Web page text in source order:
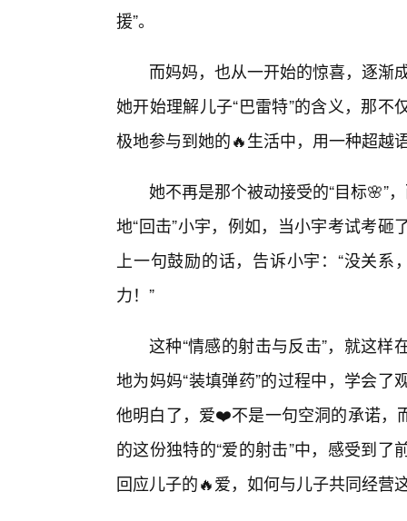
援”。
而妈妈，也从一开始的惊喜，逐渐
她开始理解儿子“巴雷特”的含义，那
极地参与到她的🔥生活中，用一种超越
她不再是那个被动接受的“目标🌸”
地“回击”小宇，例如，当小宇考试考
上一句鼓励的话，告诉小宇：“没关系
力！”
这种“情感的射击与反击”，就这
地为妈妈“装填弹药”的过程中，学会
他明白了，爱❤️不是一句空洞的承诺，
的这份独特的“爱的射击”中，感受到
回应儿子的🔥爱，如何与儿子共同经营